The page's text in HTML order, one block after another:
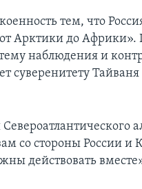
тем, что
Арктики до Африки».
наблюдения и
суверенитету Тайваня
со стороны России и
действовать